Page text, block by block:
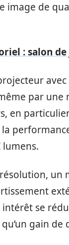
image de
: salon
par
en
lumens.
un
se
qu’un gain